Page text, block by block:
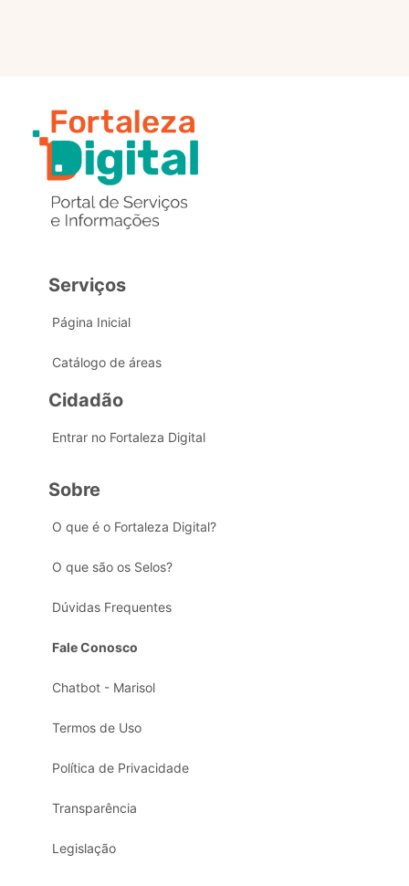
Serviços
Página Inicial
Catálogo de áreas
Cidadão
Entrar no Fortaleza Digital
Sobre
O que é o Fortaleza Digital?
O que são os Selos?
Dúvidas Frequentes
Fale Conosco
Chatbot - Marisol
Termos de Uso
Política de Privacidade
Transparência
Legislação